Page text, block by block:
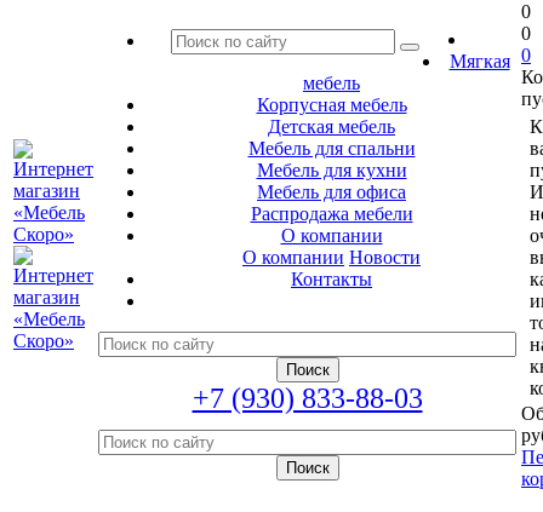
Мягкая
мебель
Корпусная мебель
Детская мебель
Мебель для спальни
Мебель для кухни
Мебель для офиса
Распродажа мебели
О компании
О компании Новости
Контакты
+7 (930) 833-88-03
0
0
0